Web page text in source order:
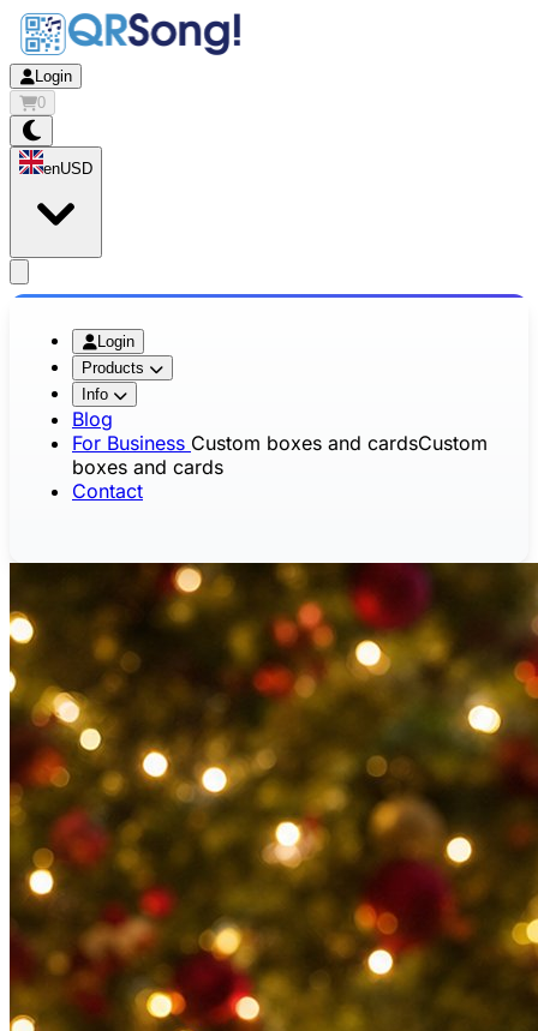
Login
0
enUSD
Login
Products
Info
Blog
For Business Custom boxes and cardsCustom
boxes and cards
Contact